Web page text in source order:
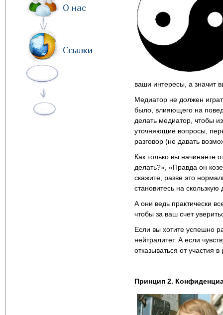
О нас
Ссылки
ваши интересы, а значит
Медиатор не должен
было, влияющего на
делать медиатор, чтобы
уточняющие вопросы,
разговор (не давать
Как только вы начинаете
делать?», «Правда он
скажите, разве это
становитесь на
А они ведь практически
чтобы за ваш счет
Если вы хотите успешно
нейтралитет. А если
отказываться от участия в
Принцип 2.